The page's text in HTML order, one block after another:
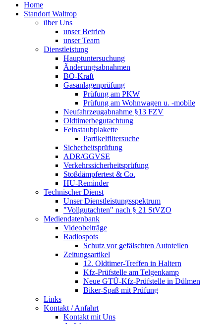
Home
Standort Waltrop
über Uns
unser Betrieb
unser Team
Dienstleistung
Hauptuntersuchung
Änderungsabnahmen
BO-Kraft
Gasanlagenprüfung
Prüfung am PKW
Prüfung am Wohnwagen u. -mobile
Neufahrzeugabnahme §13 FZV
Oldtimerbegutachtung
Feinstaubplakette
Partikelfiltersuche
Sicherheitsprüfung
ADR/GGVSE
Verkehrssicherheitsprüfung
Stoßdämpfertest & Co.
HU-Reminder
Technischer Dienst
Unser Dienstleistungsspektrum
"Vollgutachten" nach § 21 StVZO
Mediendatenbank
Videobeiträge
Radiospots
Schutz vor gefälschten Autoteilen
Zeitungsartikel
12. Oldtimer-Treffen in Haltern
Kfz-Prüfstelle am Telgenkamp
Neue GTÜ-Kfz-Prüfstelle in Dülmen
Biker-Spaß mit Prüfung
Links
Kontakt / Anfahrt
Kontakt mit Uns